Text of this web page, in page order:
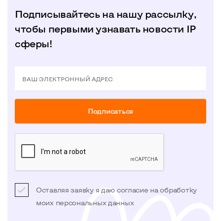
Подписывайтесь на нашу рассылку,
чтобы первыми узнавать новости IP
сферы!
ВАШ ЭЛЕКТРОННЫЙ АДРЕС
Подписаться
Оставляя заявку я даю согласие на обработку
моих персональных данных